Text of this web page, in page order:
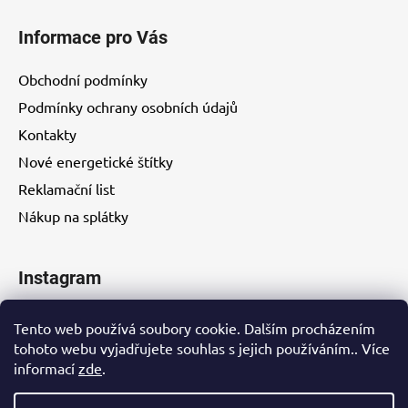
Tento web používá soubory cookie. Dalším procházením
tohoto webu vyjadřujete souhlas s jejich používáním.. Více
informací zde.
Informace pro Vás
Obchodní podmínky
Podmínky ochrany osobních údajů
Kontakty
Nové energetické štítky
Reklamační list
Nákup na splátky
Instagram